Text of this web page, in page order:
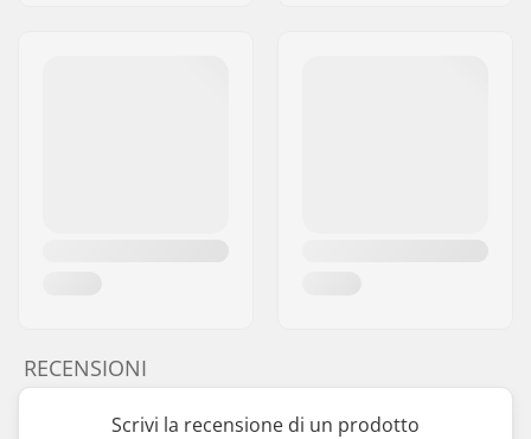
RECENSIONI
Scrivi la recensione di un prodotto